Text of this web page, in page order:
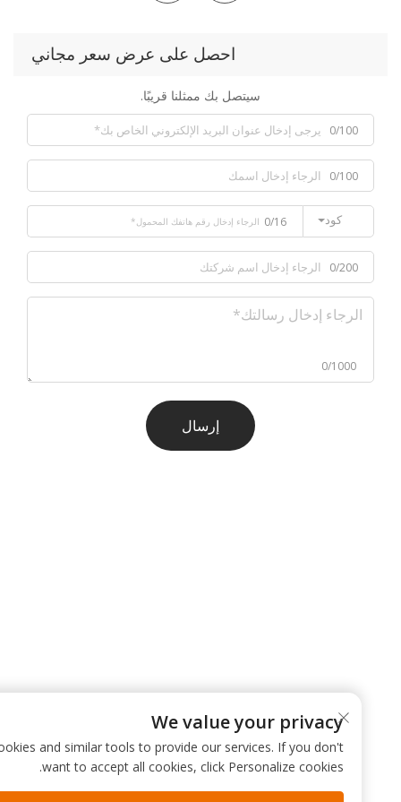
احصل على عرض سعر مجاني
سيتصل بك ممثلنا قريبًا.
0/16
إرسال
We value your privacy
use cookies and similar tools to provide our services. If you don't
want to accept all cookies, click Personalize cookies.